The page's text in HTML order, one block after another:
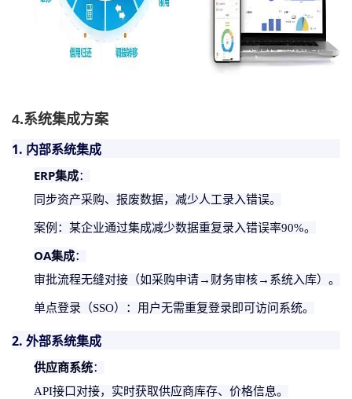
4.系统集成方案
1. 内部系统集成
ERP集成：
同步资产采购、报废数据，减少人工录入错误。
案例：某企业通过集成减少数据重复录入错误率90%。
OA集成：
审批流程无缝对接（如采购申请→财务审核→系统入库）。
单点登录（SSO）：用户无需重复登录即可访问系统。
2. 外部系统集成
供应商系统：
API接口对接，实时获取供应商库存、价格信息。